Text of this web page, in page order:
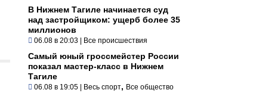
В Нижнем Тагиле начинается суд
над застройщиком: ущерб более 35
миллионов
06.08 в 20:03 | Все происшествия
Самый юный гроссмейстер России
показал мастер-класс в Нижнем
Тагиле
06.08 в 19:05 | Весь спорт, Все общество